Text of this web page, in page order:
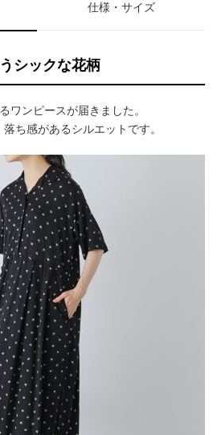
仕様・サイズ
シックな花柄
ワンピースが届きました。
ち感があるシルエットです。